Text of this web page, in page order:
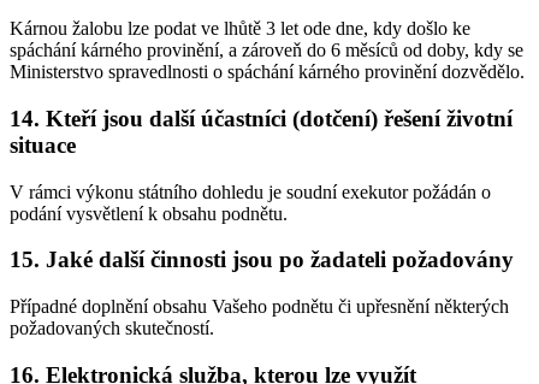
Kárnou žalobu lze podat ve lhůtě 3 let ode dne, kdy došlo ke
spáchání kárného provinění, a zároveň do 6 měsíců od doby, kdy se
Ministerstvo spravedlnosti o spáchání kárného provinění dozvědělo.
14. Kteří jsou další účastníci (dotčení) řešení životní
situace
V rámci výkonu státního dohledu je soudní exekutor požádán o
podání vysvětlení k obsahu podnětu.
15. Jaké další činnosti jsou po žadateli požadovány
Případné doplnění obsahu Vašeho podnětu či upřesnění některých
požadovaných skutečností.
16. Elektronická služba, kterou lze využít